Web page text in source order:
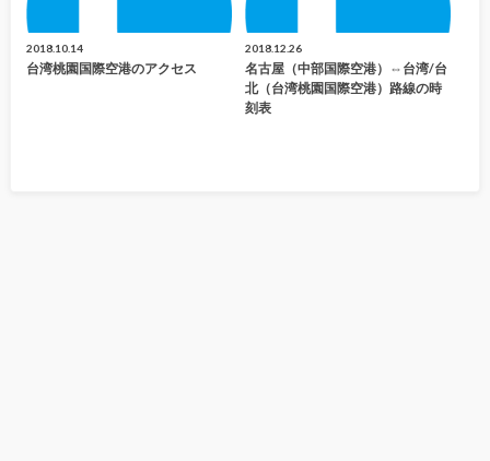
2018.10.14
台湾桃園国際空港のアクセス
2018.12.26
名古屋（中部国際空港）⇔台湾/台
北（台湾桃園国際空港）路線の時
刻表